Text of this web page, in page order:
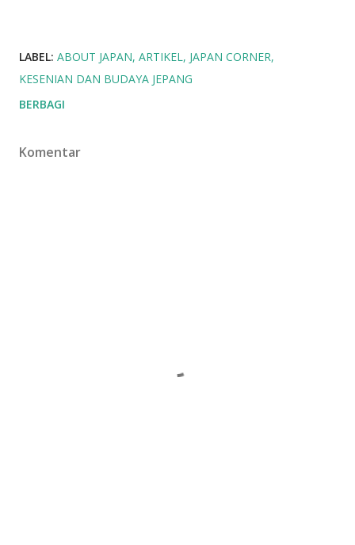
LABEL: ABOUT JAPAN ARTIKEL JAPAN CORNER
KESENIAN DAN BUDAYA JEPANG
BERBAGI
Komentar